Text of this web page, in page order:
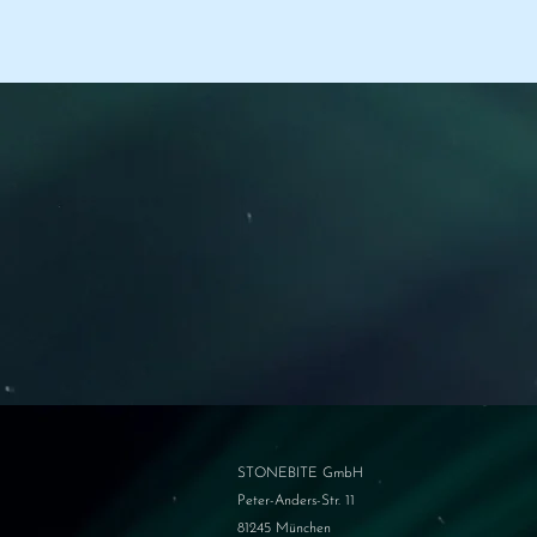
STONEBITE GmbH
Peter-Anders-Str. 11
81245 München